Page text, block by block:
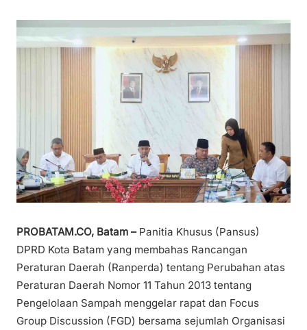
PROBATAM.CO, Batam – Panitia Khusus (Pansus)
DPRD Kota Batam yang membahas Rancangan
Peraturan Daerah (Ranperda) tentang Perubahan atas
Peraturan Daerah Nomor 11 Tahun 2013 tentang
Pengelolaan Sampah menggelar rapat dan Focus
Group Discussion (FGD) bersama sejumlah Organisasi